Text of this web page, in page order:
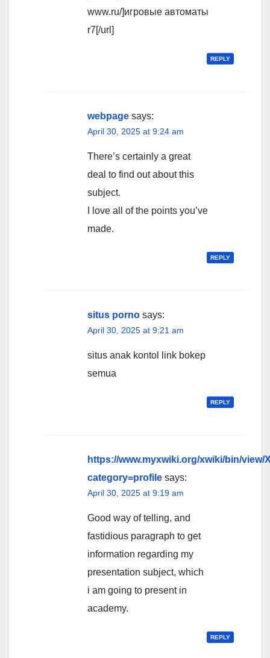
www.ru/]игровые автоматы
r7[/url]
REPLY
webpage says:
April 30, 2025 at 9:24 am
There’s certainly a great
deal to find out about this
subject.
I love all of the points you’ve
made.
REPLY
situs porno says:
April 30, 2025 at 9:21 am
situs anak kontol link bokep
semua
REPLY
https://www.myxwiki.org/xwiki/bin/view/
category=profile says:
April 30, 2025 at 9:19 am
Good way of telling, and
fastidious paragraph to get
information regarding my
presentation subject, which
i am going to present in
academy.
REPLY